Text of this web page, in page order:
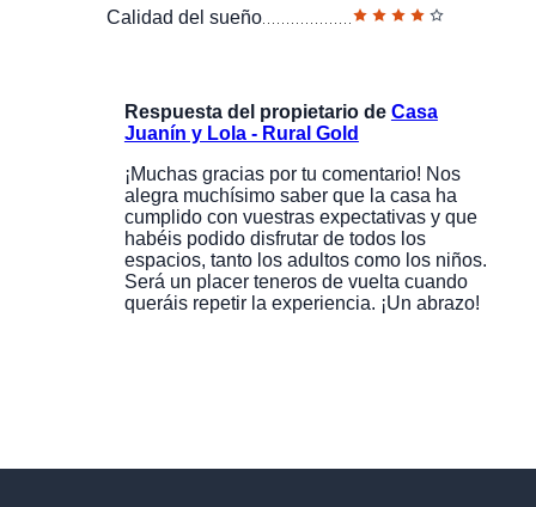
Calidad del sueño
Respuesta del propietario de Casa
Juanín y Lola - Rural Gold
¡Muchas gracias por tu comentario! Nos
alegra muchísimo saber que la casa ha
cumplido con vuestras expectativas y que
habéis podido disfrutar de todos los
espacios, tanto los adultos como los niños.
Será un placer teneros de vuelta cuando
queráis repetir la experiencia. ¡Un abrazo!